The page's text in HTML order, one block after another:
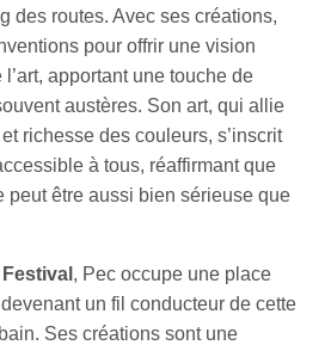
des routes. Avec ses créations,
pour offrir une vision
apportant une touche de
austères. Son art, qui allie
richesse des couleurs, s’inscrit
à tous, réaffirmant que
peut être aussi bien sérieuse que
, Pec occupe une place
un fil conducteur de cette
Ses créations sont une